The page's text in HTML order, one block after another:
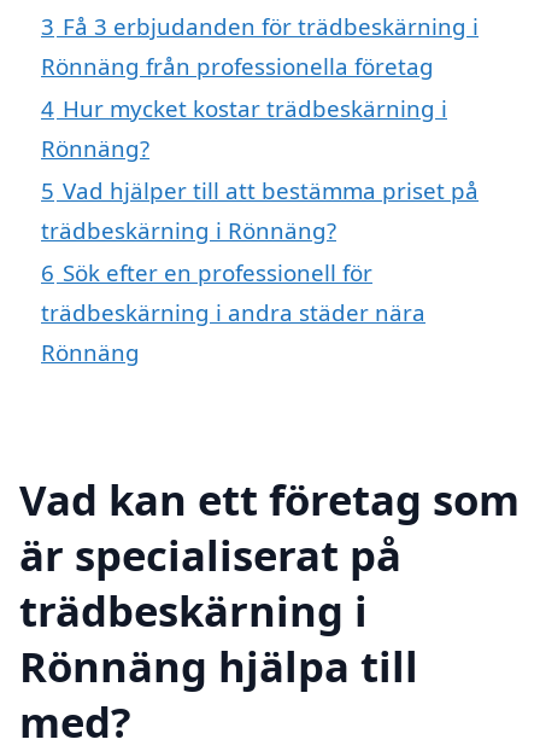
3 Få 3 erbjudanden för trädbeskärning i
Rönnäng från professionella företag
4 Hur mycket kostar trädbeskärning i
Rönnäng?
5 Vad hjälper till att bestämma priset på
trädbeskärning i Rönnäng?
6 Sök efter en professionell för
trädbeskärning i andra städer nära
Rönnäng
Vad kan ett företag som
är specialiserat på
trädbeskärning i
Rönnäng hjälpa till
med?